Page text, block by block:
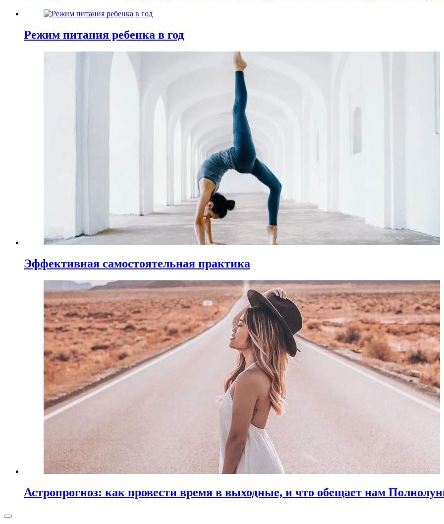
Режим питания ребенка в год
Эффективная самостоятельная практика
Астропрогноз: как провести время в выходные, и что обещает нам